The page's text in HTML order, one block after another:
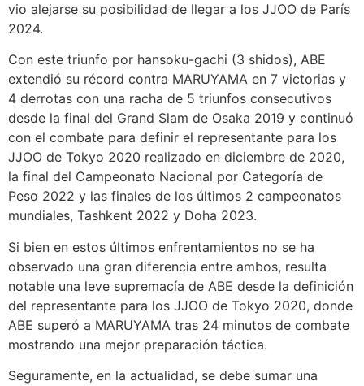
vio alejarse su posibilidad de llegar a los JJOO de París
2024.
Con este triunfo por hansoku-gachi (3 shidos), ABE
extendió su récord contra MARUYAMA en 7 victorias y
4 derrotas con una racha de 5 triunfos consecutivos
desde la final del Grand Slam de Osaka 2019 y continuó
con el combate para definir el representante para los
JJOO de Tokyo 2020 realizado en diciembre de 2020,
la final del Campeonato Nacional por Categoría de
Peso 2022 y las finales de los últimos 2 campeonatos
mundiales, Tashkent 2022 y Doha 2023.
Si bien en estos últimos enfrentamientos no se ha
observado una gran diferencia entre ambos, resulta
notable una leve supremacía de ABE desde la definición
del representante para los JJOO de Tokyo 2020, donde
ABE superó a MARUYAMA tras 24 minutos de combate
mostrando una mejor preparación táctica.
Seguramente, en la actualidad, se debe sumar una